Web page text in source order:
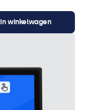
In winkelwagen